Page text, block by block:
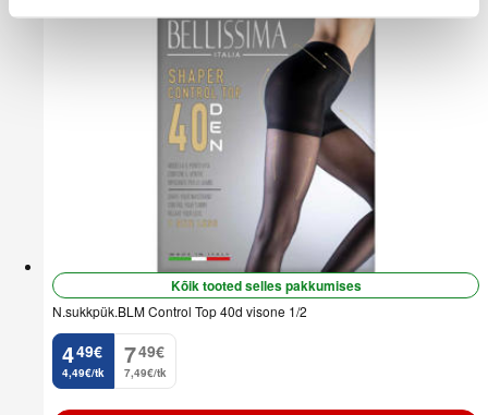
Kõik tooted selles pakkumises
N.sukkpük.BLM Control Top 40d visone 1/2
4
. 49€
4,49€/tk
7
. 49€
7,49€/tk